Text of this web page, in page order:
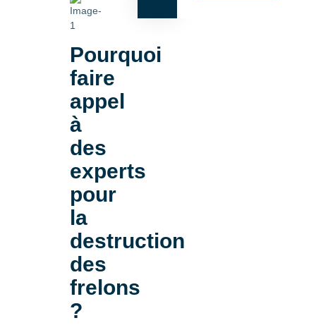
Pourquoi
faire
appel
à
des
experts
pour
la
destruction
des
frelons
?